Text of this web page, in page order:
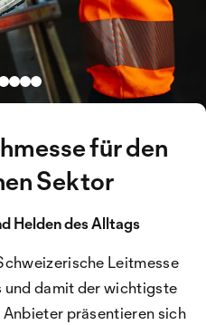
für den
Sektor
Helden des Alltags
Leitmesse
damit der wichtigste
präsentieren sich